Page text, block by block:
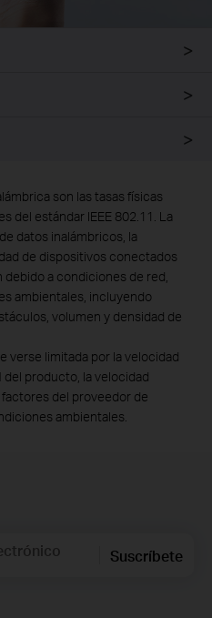
son las tasas físicas
del estándar IEEE 802.11. La
datos inalámbricos, la
de dispositivos conectados
debido a condiciones de red,
ambientales, incluyendo
volumen y densidad de
verse limitada por la velocidad
producto, la velocidad
del proveedor de
ambientales.
Suscríbete